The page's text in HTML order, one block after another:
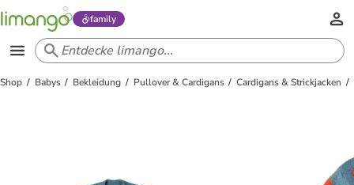
family
Shop Babys Bekleidung Pullover & Cardigans Cardigans & Strickjacken